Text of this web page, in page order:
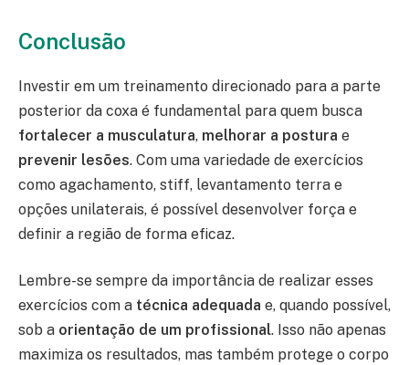
Conclusão
Investir em um treinamento direcionado para a parte
posterior da coxa é fundamental para quem busca
fortalecer a musculatura, melhorar a postura e
prevenir lesões. Com uma variedade de exercícios
como agachamento, stiff, levantamento terra e
opções unilaterais, é possível desenvolver força e
definir a região de forma eficaz.
Lembre-se sempre da importância de realizar esses
exercícios com a técnica adequada e, quando possível,
sob a orientação de um profissional. Isso não apenas
maximiza os resultados, mas também protege o corpo